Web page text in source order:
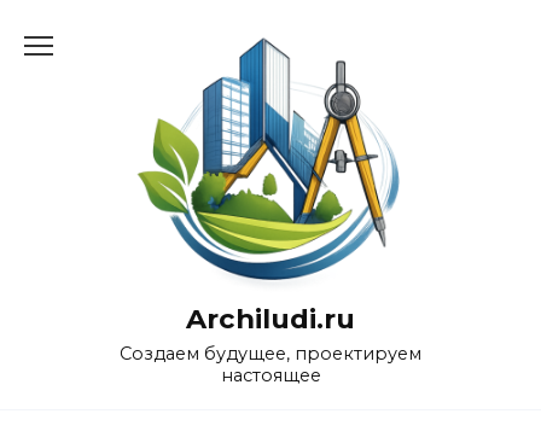
Archiludi.ru
Создаем будущее, проектируем
настоящее